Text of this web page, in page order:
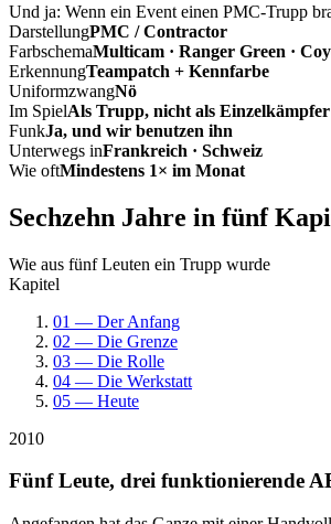
Und ja: Wenn ein Event einen PMC-Trupp
DarstellungPMC / Contractor
FarbschemaMulticam · Ranger Green ·
ErkennungTeampatch + Kennfarbe
UniformzwangNö
Im SpielAls Trupp, nicht als Einzelkämpfer
FunkJa, und wir benutzen ihn
Unterwegs inFrankreich · Schweiz
Wie oftMindestens 1× im Monat
Sechzehn Jahre in fünf
Wie aus fünf Leuten ein Trupp wurde
Kapitel
01 — Der Anfang
02 — Die Grenze
03 — Die Rolle
04 — Die Werkstatt
05 — Heute
2010
Fünf Leute, drei funktionierende